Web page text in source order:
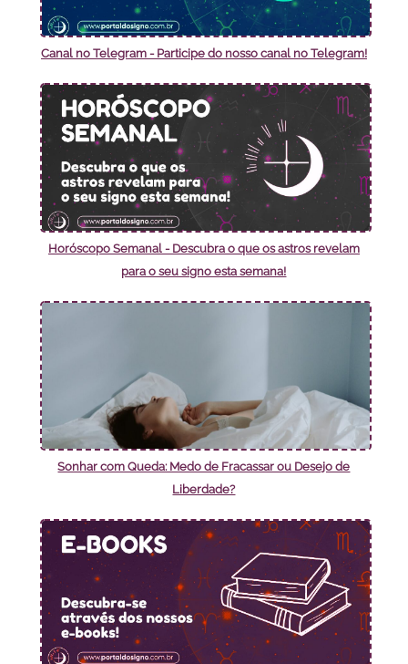
Canal no Telegram - Participe do nosso canal no Telegram!
Horóscopo Semanal - Descubra o que os astros revelam
para o seu signo esta semana!
Sonhar com Queda: Medo de Fracassar ou Desejo de
Liberdade?